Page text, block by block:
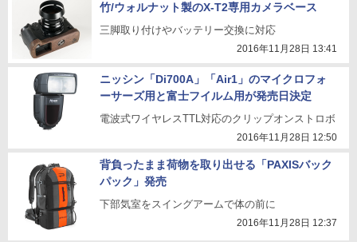
竹/ウォルナット製のX-T2専用カメラベース
三脚取り付けやバッテリー交換に対応
2016年11月28日 13:41
ニッシン「Di700A」「Air1」のマイクロフォ
ーサーズ用と富士フイルム用が発売日決定
電波式ワイヤレスTTL対応のクリップオンストロボ
2016年11月28日 12:50
背負ったまま荷物を取り出せる「PAXISバック
パック」発売
下部気室をスイングアームで体の前に
2016年11月28日 12:37